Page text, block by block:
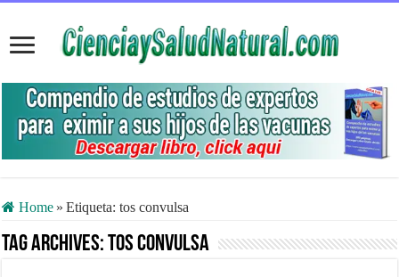
Home » Etiqueta:tos convulsa
Tag Archives:tos convulsa